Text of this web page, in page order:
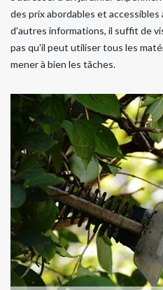
des prix abordables et accessibles
d'autres informations, il suffit de
pas qu'il peut utiliser tous les
mener à bien les tâches.